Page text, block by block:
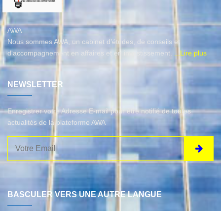
AWA
Nous sommes AWA, un cabinet d’études, de conseils et
d'accompagnement en affaires et en investissement.
...Lire plus
NEWSLETTER
Enregistrer votre Adresse E-mail pour être notifié de toutes
actualités de la plateforme AWA
BASCULER VERS UNE AUTRE LANGUE